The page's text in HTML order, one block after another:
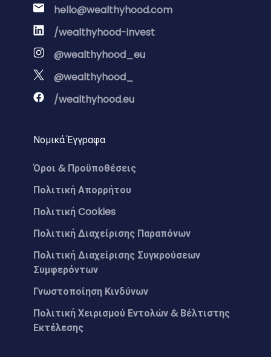
hello@wealthyhood.com
/wealthyhood-invest
@wealthyhood_eu
@wealthyhood_
/wealthyhood.eu
Νομικά Έγγραφα
Όροι & Προϋποθέσεις
Πολιτική Απορρήτου
Πολιτική Cookies
Πολιτική Διαχείρισης Παραπόνων
Πολιτική Διαχείρισης Συγκρούσεων
Συμφερόντων
Γνωστοποίηση Κινδύνων
Πολιτική Χειρισμού Εντολών & Βέλτιστης
Εκτέλεσης